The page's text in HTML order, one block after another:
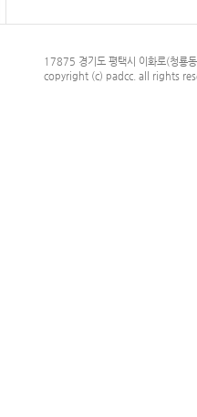
17875 경기도 평택시 이화로(청룡
copyright (c) padcc. all rights